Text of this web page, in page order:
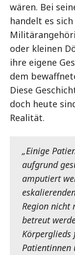
wären. Bei
handelt es
oder kleinen
ihre eigene
dem
Diese
doch heute
Realität.
„Einige
aufgrund
amputiert
Region nicht
betreut
Körperglieds
Patientinnen